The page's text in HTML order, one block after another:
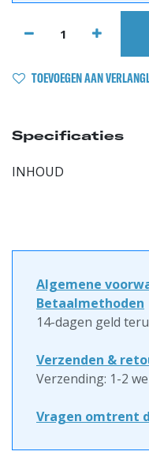
TOEVOEGEN AAN
Specificaties
INHOUD
Algemene
Betaalmethoden
14-dagen geld
Verzenden &
Verzending: 1-2
Vragen omtrent